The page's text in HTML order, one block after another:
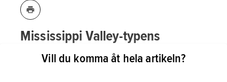
Mississippi Valley-typens
malmer, de viktigaste zink- och
Vill du komma åt hela artikeln?